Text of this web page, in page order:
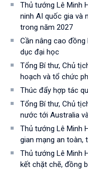
Thủ tướng Lê Minh
ninh AI quốc gia và
trong năm 2027
Cần nâng cao
dục đại học
Tổng Bí thư, Chủ
hoạch và tổ chức
Thúc đẩy hợp tác
Tổng Bí thư, Chủ
nước tới Australia
Thủ tướng Lê Minh
gian mạng an toàn,
Thủ tướng Lê Minh
kết chặt chẽ, đồng